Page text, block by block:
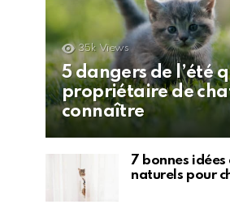
35k Views
5 dangers de l’été
propriétaire de
connaître
7 bonnes idées
naturels pour